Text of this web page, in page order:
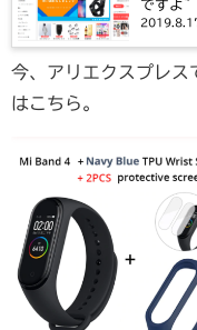
ですよ~
今、アリエクスプレス
はこちら。